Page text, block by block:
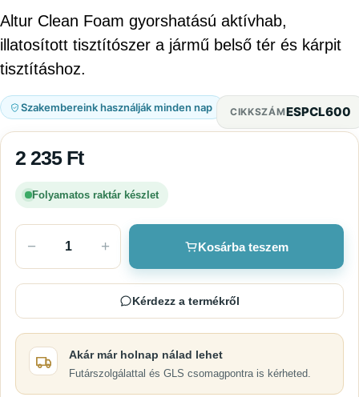
Altur Clean Foam gyorshatású aktívhab,
illatosított tisztítószer a jármű belső tér és kárpit
tisztításhoz.
Szakembereink használják minden nap CIKKSZÁMESPCL600
2 235 Ft
Folyamatos raktár készlet
− + Kosárba teszem
Kérdezz a termékről
Akár már holnap nálad lehet
Futárszolgálattal és GLS csomagpontra is kérheted.